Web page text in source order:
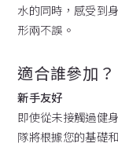
水的同時，感受到
形兩不誤。
適合誰參加？
新手友好
即使從未接觸過健
隊將根據您的基礎